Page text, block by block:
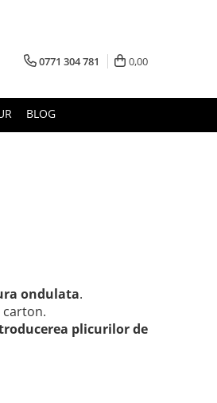
0771 304 781 0,00
BLOG
ondulata.
carton.
plicurilor de